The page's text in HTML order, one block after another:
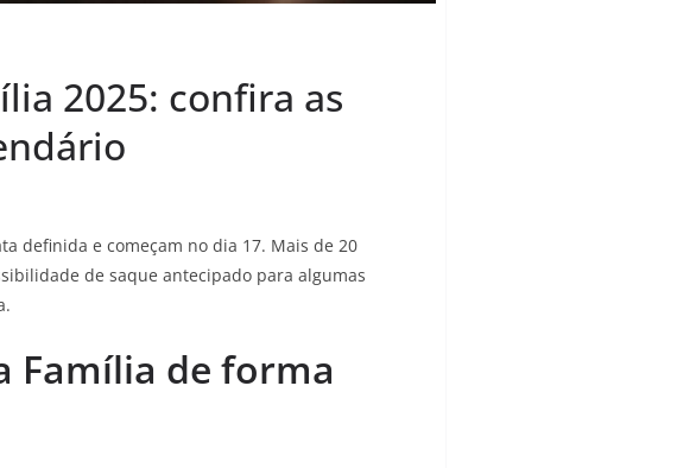
2025: confira as
definida e começam no dia 17. Mais de 20
de saque antecipado para algumas
Família de forma